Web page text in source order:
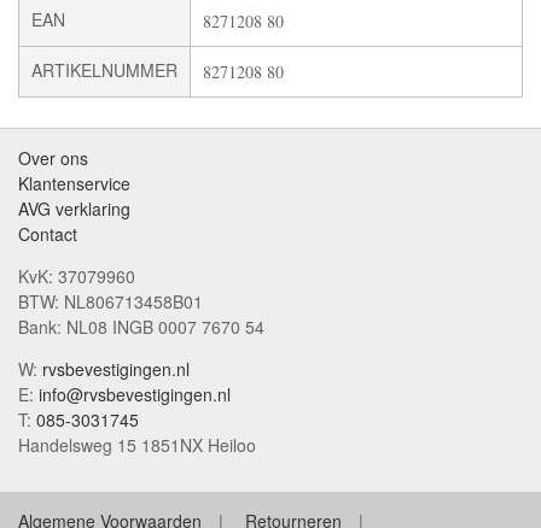
EAN 8271208 80
ARTIKELNUMMER 8271208 80
Over ons
Klantenservice
AVG verklaring
Contact
KvK: 37079960
BTW: NL806713458B01
Bank: NL08 INGB 0007 7670 54
W: rvsbevestigingen.nl
E: info@rvsbevestigingen.nl
T: 085-3031745
Handelsweg 15 1851NX Heiloo
Algemene Voorwaarden Retourneren